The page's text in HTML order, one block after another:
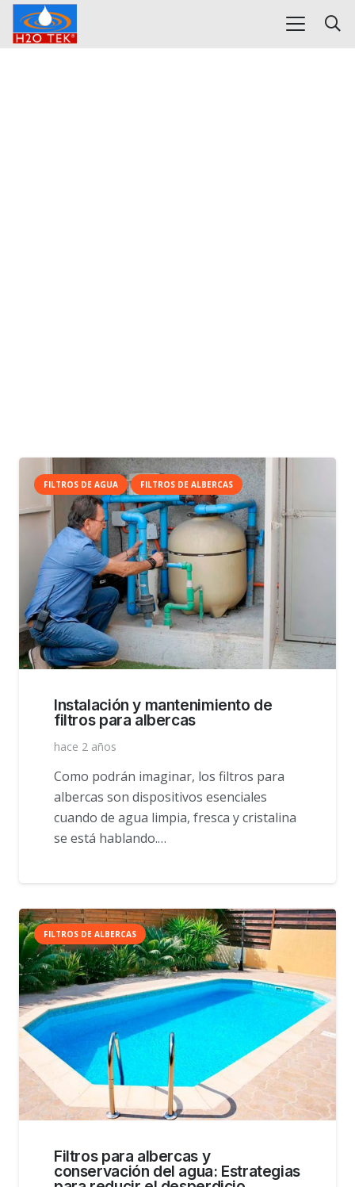
FILTROS DE AGUA FILTROS DE ALBERCAS
Instalación y mantenimiento de
filtros para albercas
hace 2 años
Como podrán imaginar, los filtros para
albercas son dispositivos esenciales
cuando de agua limpia, fresca y cristalina
se está hablando.…
FILTROS DE ALBERCAS
Filtros para albercas y
conservación del agua: Estrategias